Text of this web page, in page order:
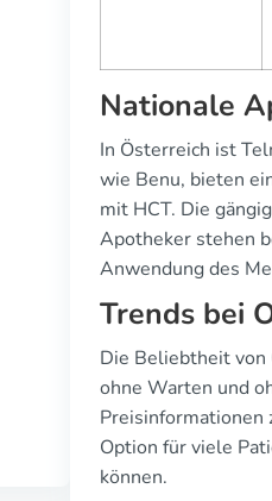
Nationale
In Österreich ist
wie Benu, bieten
mit HCT. Die
Apotheker stehen
Anwendung des
Trends bei
Die Beliebtheit
ohne Warten und
Preisinformationen
Option für viele
können.